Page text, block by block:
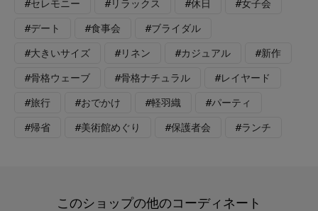
#セレモニー #リラックス #休日 #女子会
#デート #食事会 #ブライダル
#大きいサイズ #リネン #カジュアル #新作
#骨格ウェーブ #骨格ナチュラル #レイヤード
#旅行 #おでかけ #軽羽織 #パーティ
#帰省 #美術館めぐり #保護者会 #ランチ
このショップの他のコーディネート